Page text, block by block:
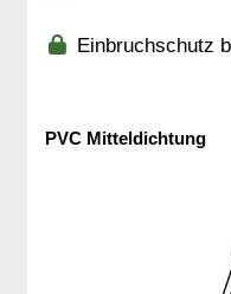
Einbruchschutz
PVC Mitteldichtung